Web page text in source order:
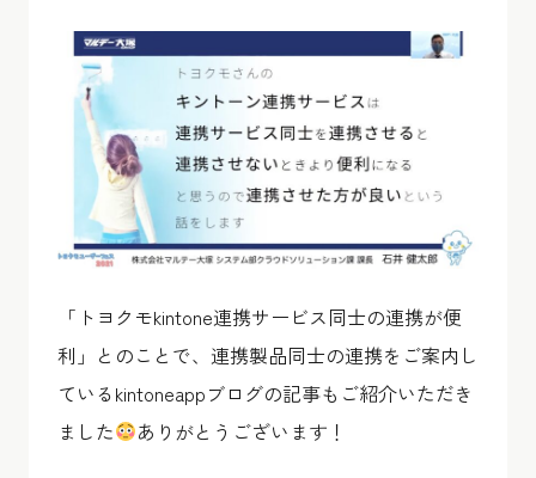
「トヨクモkintone連携サービス同士の連携が便
利」とのことで、連携製品同士の連携をご案内し
ているkintoneappブログの記事もご紹介いただき
ました
ありがとうございます！